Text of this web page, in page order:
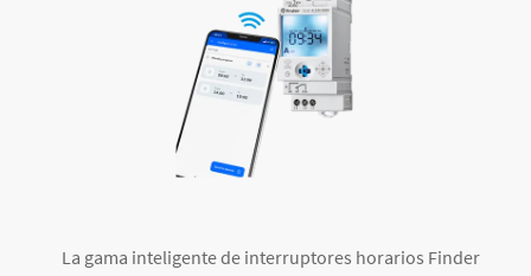
La gama inteligente de interruptores horarios Finder